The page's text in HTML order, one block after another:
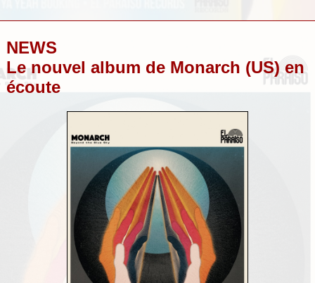
NEWS
Le nouvel album de Monarch (US) en
écoute